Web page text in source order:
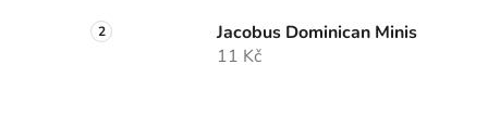
Jacobus Dominican Minis
11 Kč